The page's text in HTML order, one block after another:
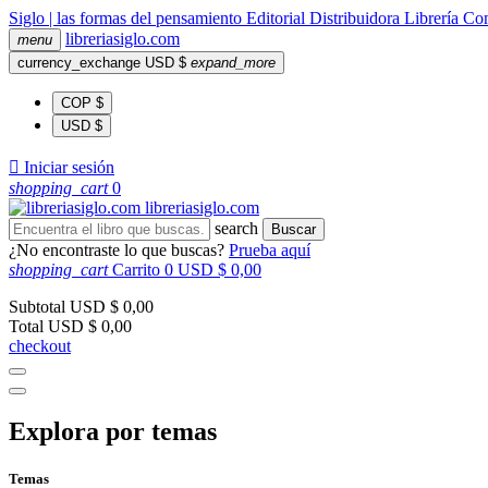
Siglo | las formas del pensamiento Editorial Distribuidora Librería
menu libreriasiglo.com
currency_exchange USD $ expand_more
COP $
USD $
 Iniciar sesión
shopping_cart 0
libreriasiglo.com
search
Buscar
¿No encontraste lo que buscas? Prueba aquí
shopping_cart Carrito 0 USD $ 0,00
Subtotal USD $ 0,00
Total USD $ 0,00
checkout
Explora por temas
Temas